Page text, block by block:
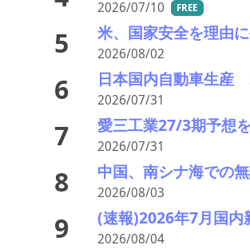
2026/07/10 FREE
5 2026/08/02
6 2026/07/31
7 2026/07/31
8 2026/08/03
9 2026/08/04